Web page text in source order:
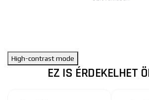
High-contrast mode
EZ IS ÉRDEKELHET